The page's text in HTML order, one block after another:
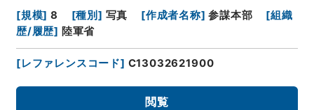
[規模] 8 [種別 ] 写真 [作成者名称] 参謀本部 [組織
歴/履歴] 陸軍省
[レファレンスコード] C13032621900
閲覧